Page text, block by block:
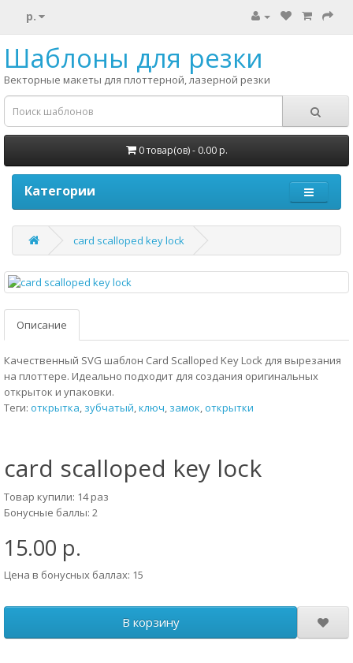
р.
Шаблоны для резки
Векторные макеты для плоттерной, лазерной резки
0 товар(ов) - 0.00 р.
Категории
card scalloped key lock
Описание
Качественный SVG шаблон Card Scalloped Key Lock для вырезания
на плоттере. Идеально подходит для создания оригинальных
открыток и упаковки.
Теги: открытка, зубчатый,ключ, замок,открытки
card scalloped key lock
Товар купили: 14 раз
Бонусные баллы: 2
15.00 р.
Цена в бонусных баллах: 15
В корзину